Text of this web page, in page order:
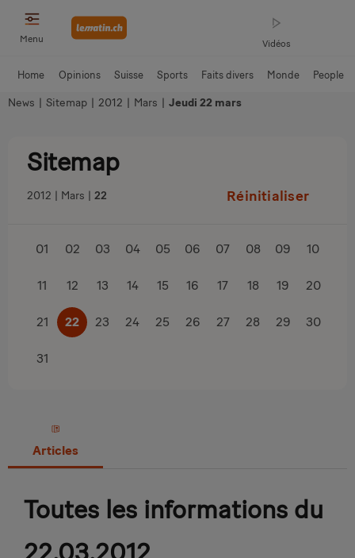
Menu
Home Opinions Suisse Sports Faits divers Monde People
Vidéos
News | Sitemap | 2012 | Mars | Jeudi 22 mars
Sitemap
2012 Mars 22 Réinitialiser
01 02 03 04 05 06 07 08 09 10
11 12 13 14 15 16 17 18 19 20
21 22 23 24 25 26 27 28 29 30
31
Articles
Toutes les informations du